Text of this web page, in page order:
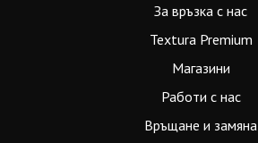
За връзка с нас
Textura Premium
Магазини
Работи с нас
Връщане и замяна